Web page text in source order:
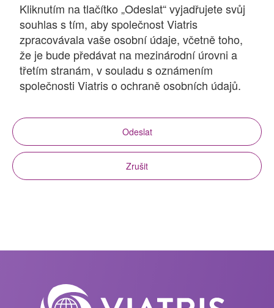
Kliknutím na tlačítko „Odeslat“ vyjadřujete svůj
souhlas s tím, aby společnost Viatris
zpracovávala vaše osobní údaje, včetně toho,
že je bude předávat na mezinárodní úrovni a
třetím stranám, v souladu s oznámením
společnosti Viatris o ochraně osobních údajů.
Odeslat
Zrušit